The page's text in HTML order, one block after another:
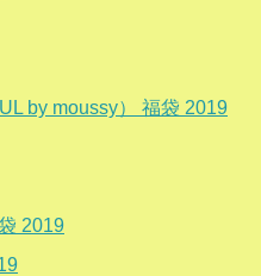
by moussy） 福袋 2019
2019